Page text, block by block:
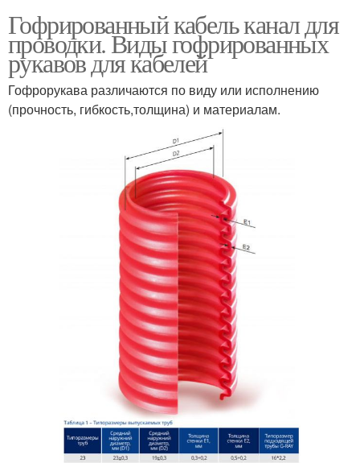
Гофрированный кабель канал для
проводки. Виды гофрированных
рукавов для кабелей
Гофрорукава различаются по виду или исполнению
(прочность, гибкость,толщина) и материалам.